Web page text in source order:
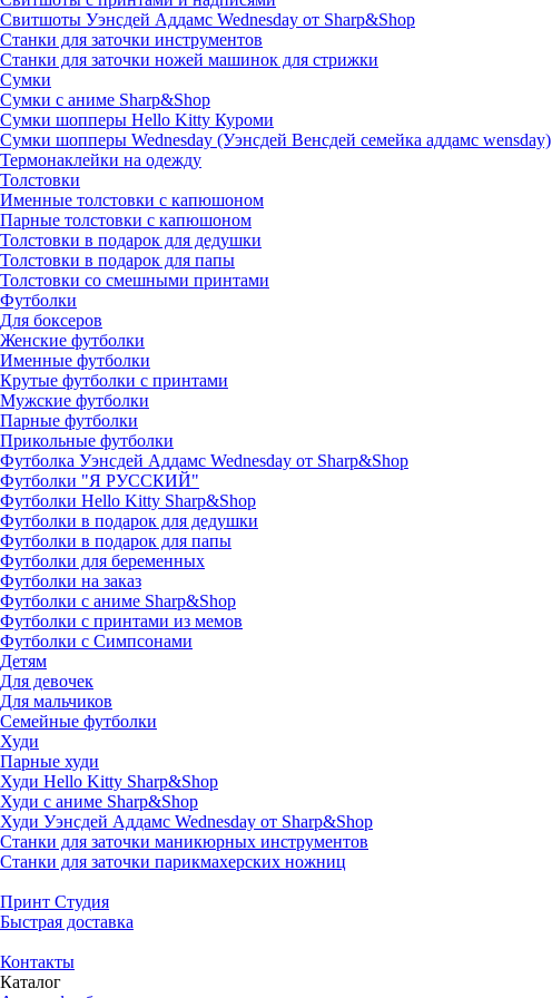
Свитшоты Уэнсдей Аддамс Wednesday от Sharp&Shop
Станки для заточки инструментов
Станки для заточки ножей машинок для стрижки
Сумки
Сумки с аниме Sharp&Shop
Сумки шопперы Hello Kitty Куроми
Сумки шопперы Wednesday (Уэнсдей Венсдей семейка аддамс wensday)
Термонаклейки на одежду
Толстовки
Именные толстовки с капюшоном
Парные толстовки с капюшоном
Толстовки в подарок для дедушки
Толстовки в подарок для папы
Толстовки со смешными принтами
Футболки
Для боксеров
Женские футболки
Именные футболки
Крутые футболки с принтами
Мужские футболки
Парные футболки
Прикольные футболки
Футболка Уэнсдей Аддамс Wednesday от Sharp&Shop
Футболки "Я РУССКИЙ"
Футболки Hello Kitty Sharp&Shop
Футболки в подарок для дедушки
Футболки в подарок для папы
Футболки для беременных
Футболки на заказ
Футболки с аниме Sharp&Shop
Футболки с принтами из мемов
Футболки с Симпсонами
Детям
Для девочек
Для мальчиков
Семейные футболки
Худи
Парные худи
Худи Hello Kitty Sharp&Shop
Худи с аниме Sharp&Shop
Худи Уэнсдей Аддамс Wednesday от Sharp&Shop
Станки для заточки маникюрных инструментов
Станки для заточки парикмахерских ножниц
Принт Студия
Быстрая доставка
Контакты
Каталог